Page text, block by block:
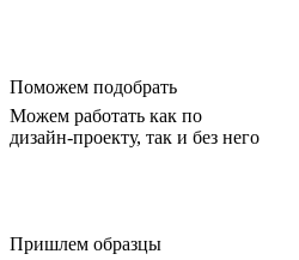
Поможем подобрать
Можем работать как по
дизайн-проекту, так и без него
Пришлем образцы